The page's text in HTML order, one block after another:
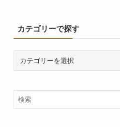
カテゴリーで探す
ー
で